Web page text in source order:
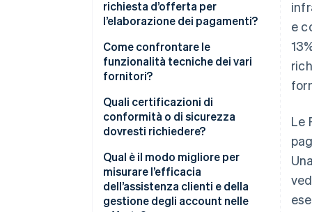
richiesta d’offerta per
l’elaborazione dei pagamenti?
Panoramica dell’azienda e del
progetto
richieste
Requisiti tecnici e di
Sicurezza e conformità
Reportistica e analisi
Come confrontare le
funzionalità tecniche dei vari
fornitori?
Affidabilità e tempi di attività
Possibilità di crescita e
Metodi e canali di pagamento
Copertura globale ed
esperienza locale
Quali certificazioni di
conformità o di sicurezza
dovresti richiedere?
PCI DSS livello 1
SOC 1 e SOC 2
Leggi in materia di privacy dei
Qual è il modo migliore per
misurare l’efficacia
dell’assistenza clienti e della
gestione degli account nelle
e
Le
Una